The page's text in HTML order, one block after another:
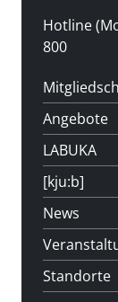
Hotline
800
Angebote
LABUKA
[kju:b]
News
Standorte